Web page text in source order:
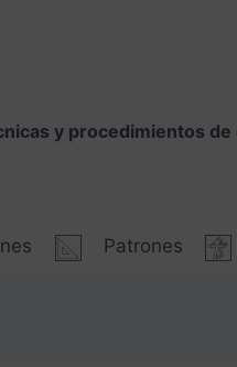
y procedimientos de
Patrones